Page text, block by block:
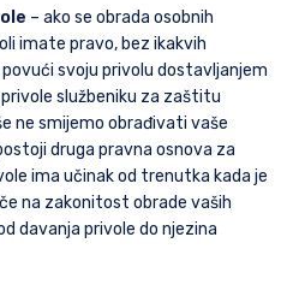
– ako se obrada osobnih
imate pravo, bez ikakvih
svoju privolu dostavljanjem
službeniku za zaštitu
ne smijemo obrađivati vaše
druga pravna osnova za
ima učinak od trenutka kada je
na zakonitost obrade vaših
davanja privole do njezina